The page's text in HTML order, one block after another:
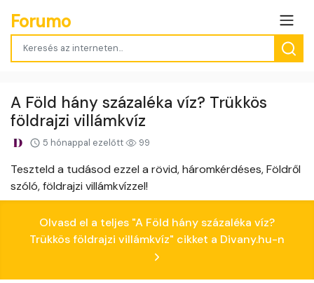
Forumo
A Föld hány százaléka víz? Trükkös
földrajzi villámkvíz
5 hónappal ezelőtt 99
Teszteld a tudásod ezzel a rövid, háromkérdéses, Földről
szóló, földrajzi villámkvízzel!
Olvasd el a teljes "A Föld hány százaléka víz?
Trükkös földrajzi villámkvíz" cikket a Divany.hu-n